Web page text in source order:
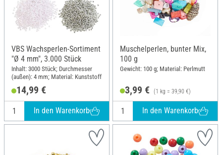
VBS Wachsperlen-Sortiment
"Ø 4 mm", 3.000 Stück
Inhalt: 3000 Stück; Durchmesser
(außen): 4 mm; Material: Kunststoff
14,99 €
In den Warenkorb
Muschelperlen, bunter Mix,
100 g
Gewicht: 100 g; Material: Perlmutt
3,99 € (1 kg = 39,90 €)
In den Warenkorb